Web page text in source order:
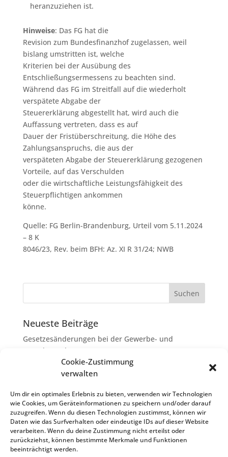
Cookie-Zustimmung
verwalten
Um dir ein optimales Erlebnis zu bieten, verwenden wir Technologien
wie Cookies, um Geräteinformationen zu speichern und/oder darauf
zuzugreifen. Wenn du diesen Technologien zustimmst, können wir
Daten wie das Surfverhalten oder eindeutige IDs auf dieser Website
verarbeiten. Wenn du deine Zustimmung nicht erteilst oder
zurückziehst, können bestimmte Merkmale und Funktionen
beeinträchtigt werden.
heranzuziehen ist.
Hinweise: Das FG hat die
Revision zum Bundesfinanzhof zugelassen, weil
bislang umstritten ist, welche
Kriterien bei der Ausübung des
Entschließungsermessens zu beachten sind.
Während das FG im Streitfall auf die wiederholt
verspätete Abgabe der
Steuererklärung abgestellt hat, wird auch die
Auffassung vertreten, dass es auf
Dauer der Fristüberschreitung, die Höhe des
Zahlungsanspruchs, die aus der
verspäteten Abgabe der Steuererklärung gezogenen
Vorteile, auf das Verschulden
oder die wirtschaftliche Leistungsfähigkeit des
Steuerpflichtigen ankommen
könne.
Quelle: FG Berlin-Brandenburg, Urteil vom 5.11.2024
– 8 K
8046/23, Rev. beim BFH: Az. XI R 31/24; NWB
Neueste Beiträge
Gesetzesänderungen bei der Gewerbe- und
Grunderwerbsteuer
Erbschaftsteuer: Rechtsanwaltskosten bei Streit über
Erbauseinandersetzung als
Nachlassverbindlichkeiten
Umsatzsteuer-Umrechnungskurse Juli 2026
Keine Steuerfreiheit eines sog. Konfusionsgewinns
bei Mutterkapitalgesellschaft
Schenkungsteuer: Zinssatz von 5,5 % für die